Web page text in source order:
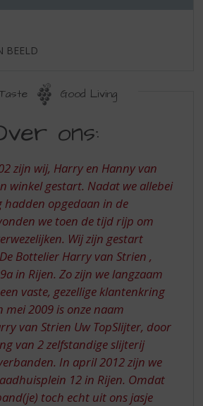
BEELD
Good Living
ons:
zijn wij, Harry en Hanny van
winkel gestart. Nadat we allebei
hadden opgedaan in de
we toen de tijd rijp om
Wij zijn gestart
Bottelier Harry van Strien ,
in Rijen. Zo zijn we langzaam
vaste, gezellige klantenkring
mei 2009 is onze naam
van Strien Uw TopSlijter, door
van 2 zelfstandige slijterij
In april 2012 zijn we
12 in Rijen. Omdat
toch echt uit ons jasje